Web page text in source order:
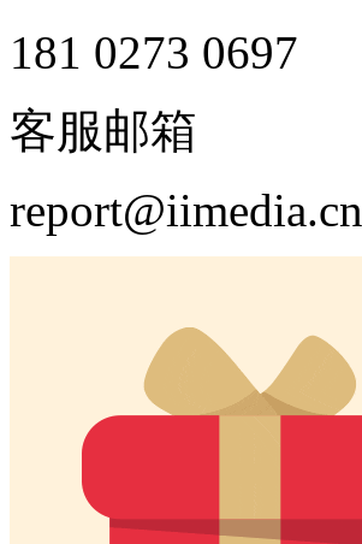
181 0273 0697
客服邮箱
report@iimedia.cn